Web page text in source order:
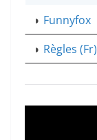
◗ Funnyfox
◗ Règles (Fr)